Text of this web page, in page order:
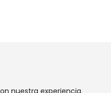
nuestra experiencia